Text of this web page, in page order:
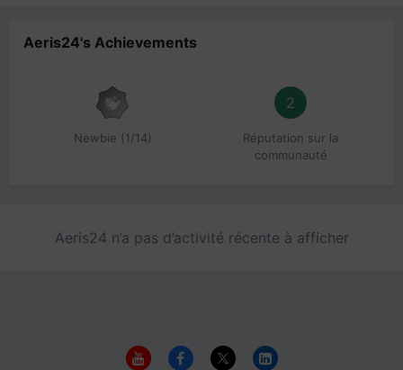
Aeris24's Achievements
Newbie (1/14)
2
Réputation sur la
communauté
Aeris24 n’a pas d’activité récente à afficher